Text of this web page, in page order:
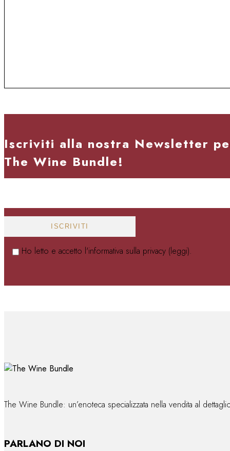
Iscriviti alla nostra Newsletter
The Wine Bundle!
Ho letto e accetto l'informativa sulla privacy (leggi).
The Wine Bundle: un’enoteca specializzata nella vendita al
PARLANO DI NOI